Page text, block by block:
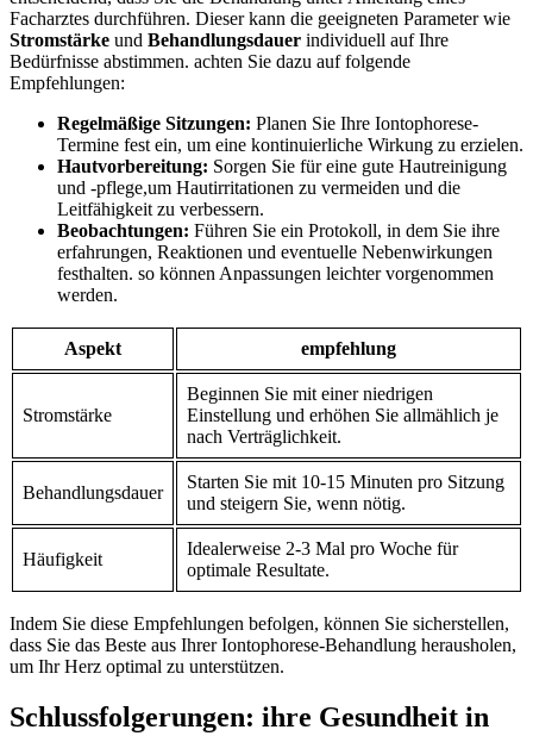
Facharztes durchführen. Dieser kann die geeigneten Parameter wie
Stromstärke ‌und Behandlungsdauer individuell auf Ihre
Bedürfnisse‍ abstimmen. achten Sie dazu auf folgende
Empfehlungen:
Regelmäßige Sitzungen: Planen Sie Ihre Iontophorese-
Termine fest ein, um eine kontinuierliche Wirkung zu erzielen.
Hautvorbereitung: Sorgen Sie‍ für eine gute Hautreinigung
und -pflege,um Hautirritationen zu vermeiden und die
Leitfähigkeit zu verbessern.
Beobachtungen: ‌Führen ⁢Sie ein Protokoll, in dem​ Sie ihre
erfahrungen, Reaktionen und eventuelle Nebenwirkungen
‍festhalten. so können Anpassungen leichter vorgenommen
werden.
Aspekt empfehlung
Stromstärke
Beginnen Sie mit einer niedrigen
⁣Einstellung ⁢und erhöhen Sie⁤ allmählich je
nach Verträglichkeit.
Behandlungsdauer
Starten Sie mit 10-15 Minuten pro Sitzung
und steigern Sie, wenn nötig.
Häufigkeit
Idealerweise 2-3⁢ Mal pro ⁣Woche für
optimale Resultate.
Indem Sie diese Empfehlungen befolgen, können Sie sicherstellen,
dass Sie das Beste aus Ihrer Iontophorese-Behandlung herausholen,
um Ihr Herz optimal zu unterstützen.
Schlussfolgerungen: ihre Gesundheit in